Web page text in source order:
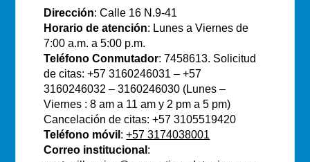
Dirección: Calle 16 N.9-41
Horario de atención: Lunes a Viernes de
7:00 a.m. a 5:00 p.m.
Teléfono Conmutador: 7458613. Solicitud
de citas: +57 3160246031 – +57
3160246032 – 3160246030 (Lunes –
Viernes : 8 am a 11 am y 2 pm a 5 pm)
Cancelación de citas: +57 3105519420
Teléfono móvil :+57 3174038001
Correo institucional :